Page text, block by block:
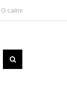
О сайте